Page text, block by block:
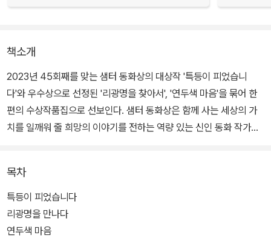
책소개
2023년 45회째를 맞는 샘터 동화상의 대상작 '특등이 피었습니
다'와 우수상으로 선정된 '리광명을 찾아서', '연두색 마음'을 묶어 한
편의 수상작품집으로 선보인다. 샘터 동화상은 함께 사는 세상의 가
치를 일깨워 줄 희망의 이야기를 전하는 역량 있는 신인 동화 작가를
가의 그림으로 한 권의 동화책을 완성했다.
목차
특등이 피었습니다
리광명을 만나다
연두색 마음